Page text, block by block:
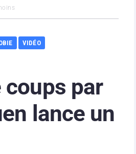
VIDÉO
coups par
lance un